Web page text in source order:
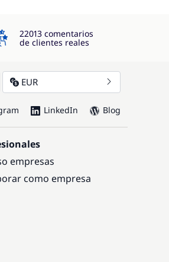
22013 comentarios
de clientes reales
EUR
LinkedIn Blog
empresas
como empresa